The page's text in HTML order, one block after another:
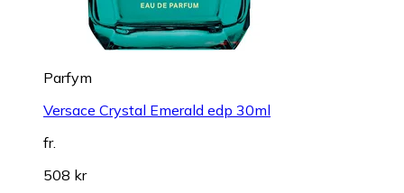
Parfym
Versace Crystal Emerald edp 30ml
fr.
508 kr